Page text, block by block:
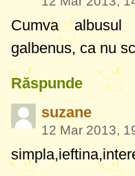
Cumva
galbenus, ca nu
Răspunde
suzane
12 Mar 2013,
simpla,ieftina,inter